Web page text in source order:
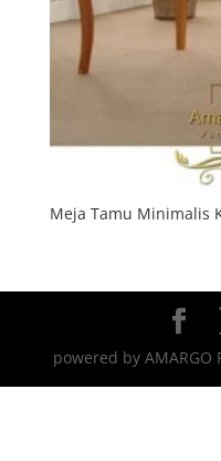
Meja Tamu Minimalis
powered by AMARGO